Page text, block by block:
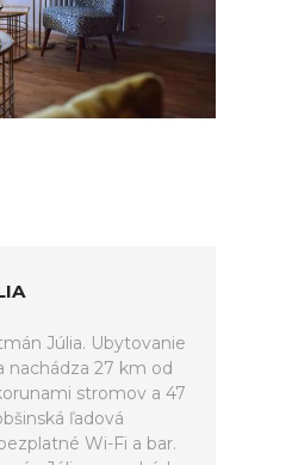
Júlia. Ubytovanie
nachádza 27 km od
stromov a 47
ľadová
Wi-Fi a bar.